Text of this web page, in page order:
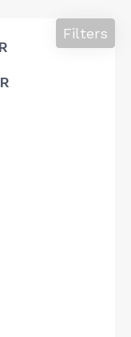
Filters